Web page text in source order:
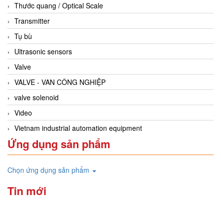
Thước quang / Optical Scale
Transmitter
Tụ bù
Ultrasonic sensors
Valve
VALVE - VAN CÔNG NGHIỆP
valve solenoid
Video
Vietnam industrial automation equipment
Ứng dụng sản phẩm
Chọn ứng dụng sản phẩm
Tin mới